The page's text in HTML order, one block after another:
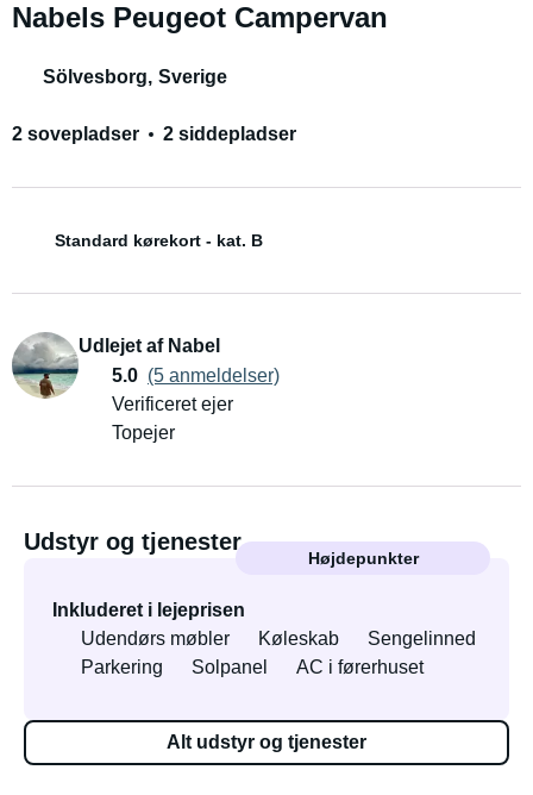
Nabels Peugeot Campervan
Sölvesborg, Sverige
2 sovepladser 2 siddepladser
Standard kørekort - kat. B
Udlejet af Nabel
5.0 (5 anmeldelser)
Verificeret ejer
Topejer
Udstyr og tjenester
Højdepunkter
Inkluderet i lejeprisen
Udendørs møbler
Køleskab
Sengelinned
Parkering
Solpanel AC i førerhuset
Alt udstyr og tjenester